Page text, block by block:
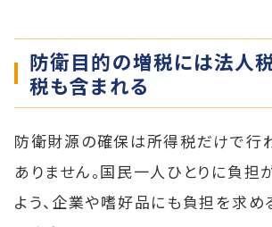
防衛目的の増税には法人
税も含まれる
防衛財源の確保は所得税だけで行
ありません。国民一人ひとりに負担
よう、企業や嗜好品にも負担を求め